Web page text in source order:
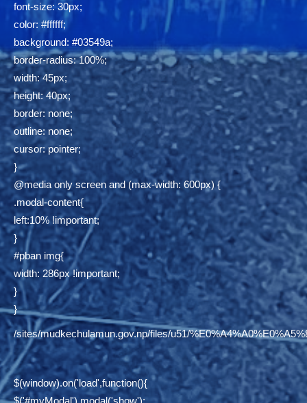
font-size: 30px;
color: #ffffff;
background: #03549a;
border-radius: 100%;
width: 45px;
height: 40px;
border: none;
outline: none;
cursor: pointer;
}
@media only screen and (max-width: 600px) {
.modal-content{
left:10% !important;
}
#pban img{
width: 286px !important;
}
}
/sites/mudkechulamun.gov.np/files/u51/
$(window).on('load',function(){